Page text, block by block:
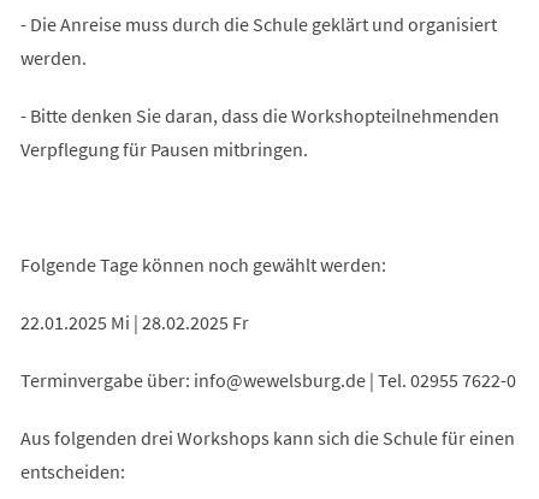
- Die Anreise muss durch die Schule geklärt und organisiert
werden.
- Bitte denken Sie daran, dass die Workshopteilnehmenden
Verpflegung für Pausen mitbringen.
Folgende Tage können noch gewählt werden:
22.01.2025 Mi | 28.02.2025 Fr
Terminvergabe über: info wewelsburg de| Tel. 02955 7622-0
Aus folgenden drei Workshops kann sich die Schule für einen
entscheiden: